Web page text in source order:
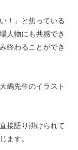
！」と焦っている
人物にも共感でき
終わることができ
嶋先生のイラスト
接語り掛けられて
ます。